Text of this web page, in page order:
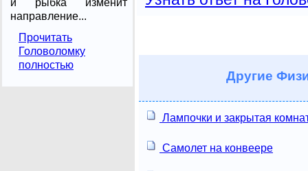
и рыбка изменит
направление...
Прочитать
Головоломку
полностью
Другие
Лампочки и закрытая
Самолет на конвеере